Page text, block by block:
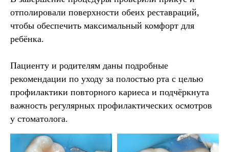
отполировали поверхности обеих реставраций,
чтобы обеспечить максимальный комфорт для
ребёнка.
Пациенту и родителям даны подробные
рекомендации по уходу за полостью рта с целью
профилактики повторного кариеса и подчёркнута
важность регулярных профилактических осмотров
у стоматолога.